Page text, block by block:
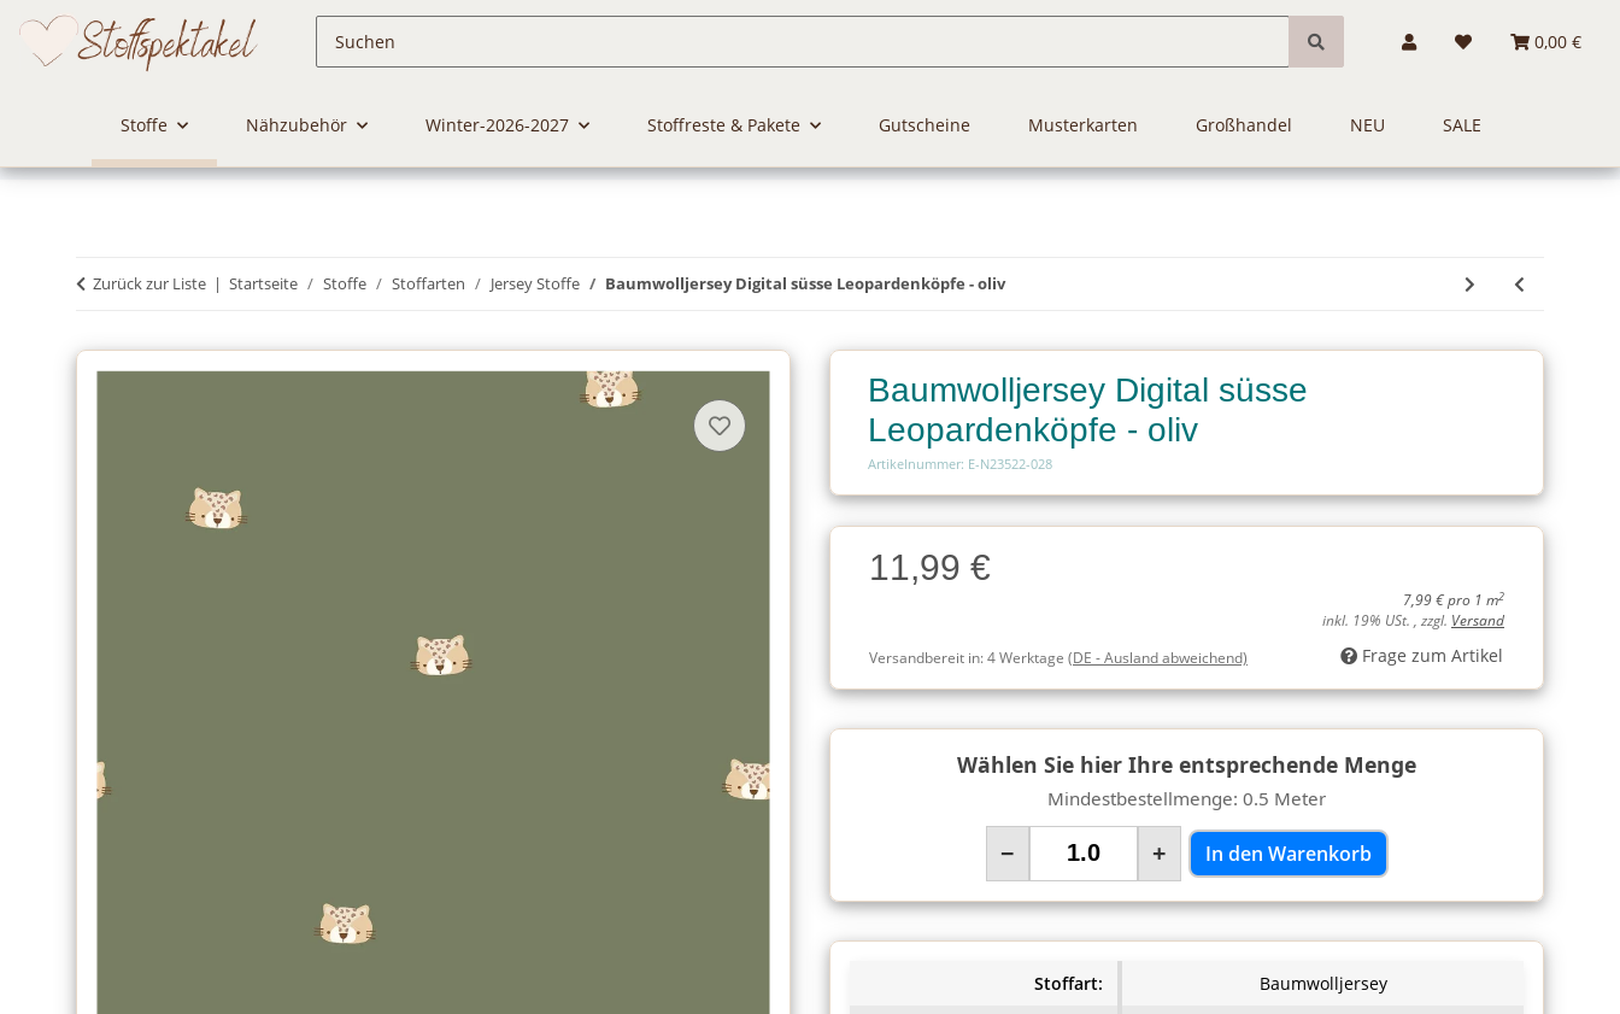
0,00 €
Stoffe Nähzubehör Winter-2026-2027 Stoffreste & Pakete Gutscheine Musterkarten Großhandel NEU SALE
Zurück zur Liste Startseite Stoffe Stoffarten Jersey Stoffe Baumwolljersey Digital süsse Leopardenköpfe - oliv
Baumwolljersey Digital süsse
Leopardenköpfe - oliv
Artikelnummer: E-N23522-028
Charge
Charge11,99 €
7,99 € pro 1 m2
inkl. 19% USt. , zzgl. Versand
Versandbereit in:4 Werktage (DE - Ausland abweichend) Frage zum Artikel
Wählen Sie hier Ihre entsprechende Menge
Mindestbestellmenge: 0.5 Meter
− + In den Warenkorb
Stoffart:
Baumwolljersey